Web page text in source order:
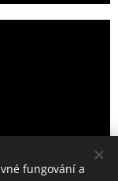
fungování a